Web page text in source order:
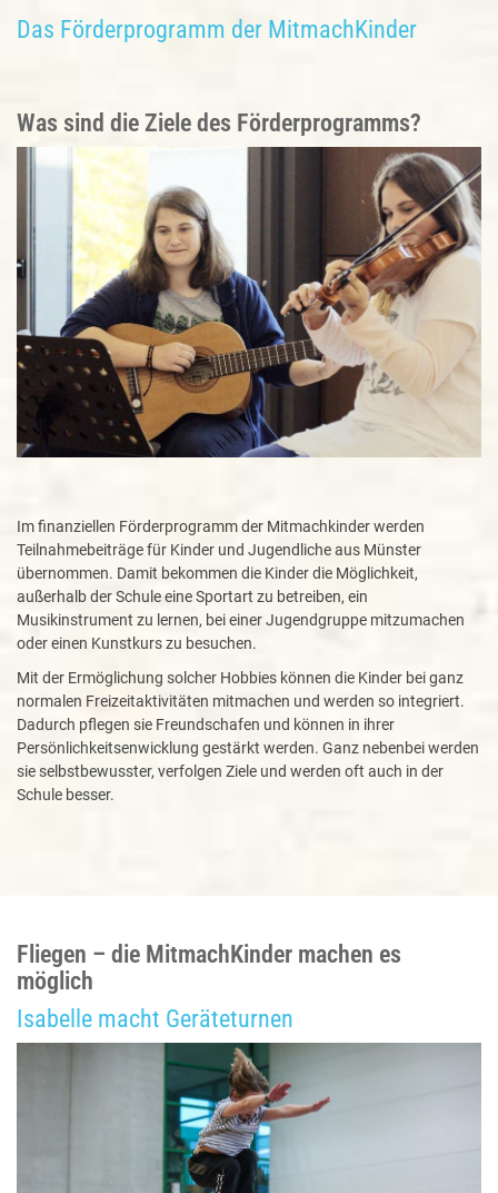
Das Förderprogramm der MitmachKinder
Was sind die Ziele des Förderprogramms?
Im finanziellen Förderprogramm der Mitmachkinder werden
Teilnahmebeiträge für Kinder und Jugendliche aus Münster
übernommen. Damit bekommen die Kinder die Möglichkeit,
außerhalb der Schule eine Sportart zu betreiben, ein
Musikinstrument zu lernen, bei einer Jugendgruppe mitzumachen
oder einen Kunstkurs zu besuchen.
Mit der Ermöglichung solcher Hobbies können die Kinder bei ganz
normalen Freizeitaktivitäten mitmachen und werden so integriert.
Dadurch pflegen sie Freundschafen und können in ihrer
Persönlichkeitsenwicklung gestärkt werden. Ganz nebenbei werden
sie selbstbewusster, verfolgen Ziele und werden oft auch in der
Schule besser.
Fliegen – die MitmachKinder machen es
möglich
Isabelle macht Geräteturnen